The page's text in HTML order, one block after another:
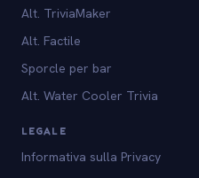
Alt. TriviaMaker
Alt. Factile
Sporcle per bar
Alt. Water Cooler Trivia
LEGALE
Informativa sulla Privacy